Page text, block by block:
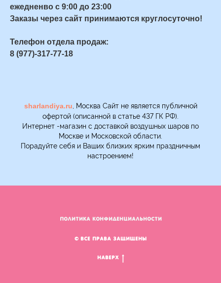
ежедненво с 9:00 до 23:00
Заказы через сайт принимаются круглосуточно!
Телефон отдела продаж:
8 (977)-317-77-18
sharlandiya.ru , Москва Сайт не является публичной
офертой (описанной в статье 437 ГК РФ).
Интернет -магазин с доставкой воздушных шаров по
Москве и Московской области.
Порадуйте себя и Ваших близких ярким праздничным
настроением!
ПОЛИТИКА КОНФИДЕНЦИАЛЬНОСТИ
© Все права защищены
Наверх